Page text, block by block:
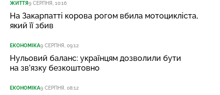
ЖИТТЯ9 СЕРПНЯ, 10:16
На Закарпатті корова рогом вбила мотоцикліста,
який її збив
ЕКОНОМІКА9 СЕРПНЯ, 09:12
Нульовий баланс: українцям дозволили бути
на зв’язку безкоштовно
ЕКОНОМІКА9 СЕРПНЯ, 08:12